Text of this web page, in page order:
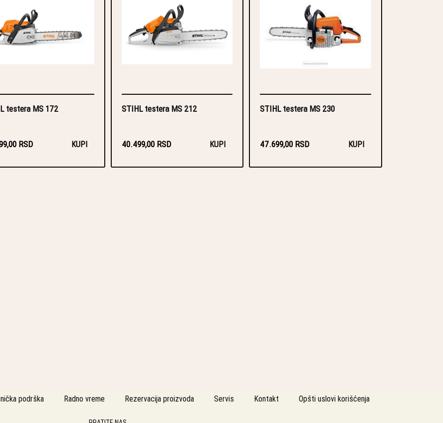
testera MS 172
RSD KUPI
STIHL testera MS 212
40.499,00 RSD KUPI
STIHL testera MS 230
47.699,00 RSD KUPI
podrška Radno vreme Rezervacija proizvoda Servis Kontakt Opšti uslovi korišćenja